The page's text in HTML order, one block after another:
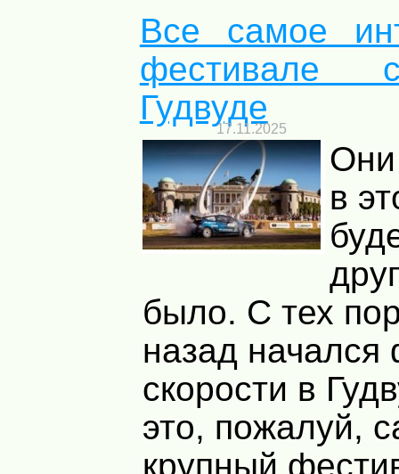
Все самое
фестивале
Гудвуде
17.11.2025
Они
в
было. С тех
назад начался
скорости в
это, пожалуй,
крупный